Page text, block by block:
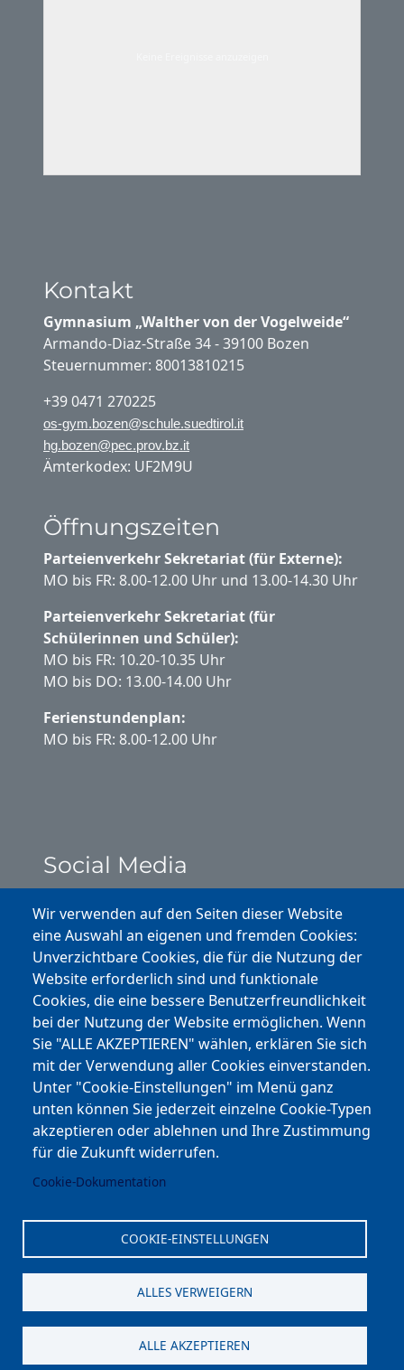
Wir verwenden auf den Seiten dieser Website
eine Auswahl an eigenen und fremden Cookies:
Unverzichtbare Cookies, die für die Nutzung der
Website erforderlich sind und funktionale
Cookies, die eine bessere Benutzerfreundlichkeit
bei der Nutzung der Website ermöglichen. Wenn
Sie "ALLE AKZEPTIEREN" wählen, erklären Sie sich
mit der Verwendung aller Cookies einverstanden.
Unter "Cookie-Einstellungen" im Menü ganz
unten können Sie jederzeit einzelne Cookie-Typen
akzeptieren oder ablehnen und Ihre Zustimmung
für die Zukunft widerrufen.
Cookie-Dokumentation
COOKIE-EINSTELLUNGEN
ALLES VERWEIGERN
ALLE AKZEPTIEREN
Kontakt
Gymnasium „Walther von der Vogelweide“
Armando-Diaz-Straße 34 - 39100 Bozen
Steuernummer: 80013810215
+39 0471 270225
os-gym.bozen@schule.suedtirol.it
hg.bozen@pec.prov.bz.it
Ämterkodex: UF2M9U
Öffnungszeiten
Parteienverkehr Sekretariat (für Externe):
MO bis FR: 8.00-12.00 Uhr und 13.00-14.30 Uhr
Parteienverkehr Sekretariat (für
Schülerinnen und Schüler):
MO bis FR: 10.20-10.35 Uhr
MO bis DO: 13.00-14.00 Uhr
Ferienstundenplan:
MO bis FR: 8.00-12.00 Uhr
Social Media
Instagram
Facebook
Youtube
Andere Bereiche
transp. Verwaltung / Amm. Trasparente
Nationaler Plan für Aufbau und Resilienz
Cookie-Einstellungen
Kontakt
⎋ Autonome Provinz Bozen
⎋ Schulbibliothek
⎋ Sportnews von unserer Schule